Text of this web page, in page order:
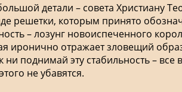
детали – совета Христиану
решетки, которым принято
– лозунг новоиспеченного
иронично отражает зловещий
ни поднимай эту стабильность –
не убавятся.